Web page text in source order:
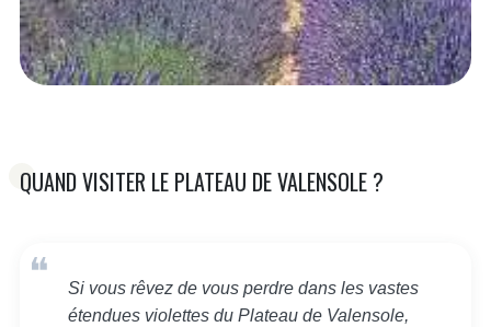
QUAND VISITER LE PLATEAU DE VALENSOLE ?
Si vous rêvez de vous perdre dans les vastes
étendues violettes du Plateau de Valensole,